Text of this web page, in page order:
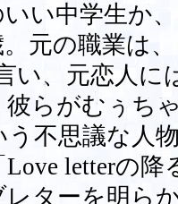
い中学生か
元の職業は
い、元恋人に
らがむぅち
不思議な人
letterの降
レターを明ら